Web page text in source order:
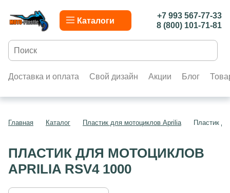
Каталоги
+7 993 567-77-33
8 (800) 101-71-81
Доставка и оплата Свой дизайн Акции Блог
Главная Каталог Пластик для мотоциклов Aprilia Пластик
ПЛАСТИК ДЛЯ МОТОЦИКЛОВ
APRILIA RSV4 1000